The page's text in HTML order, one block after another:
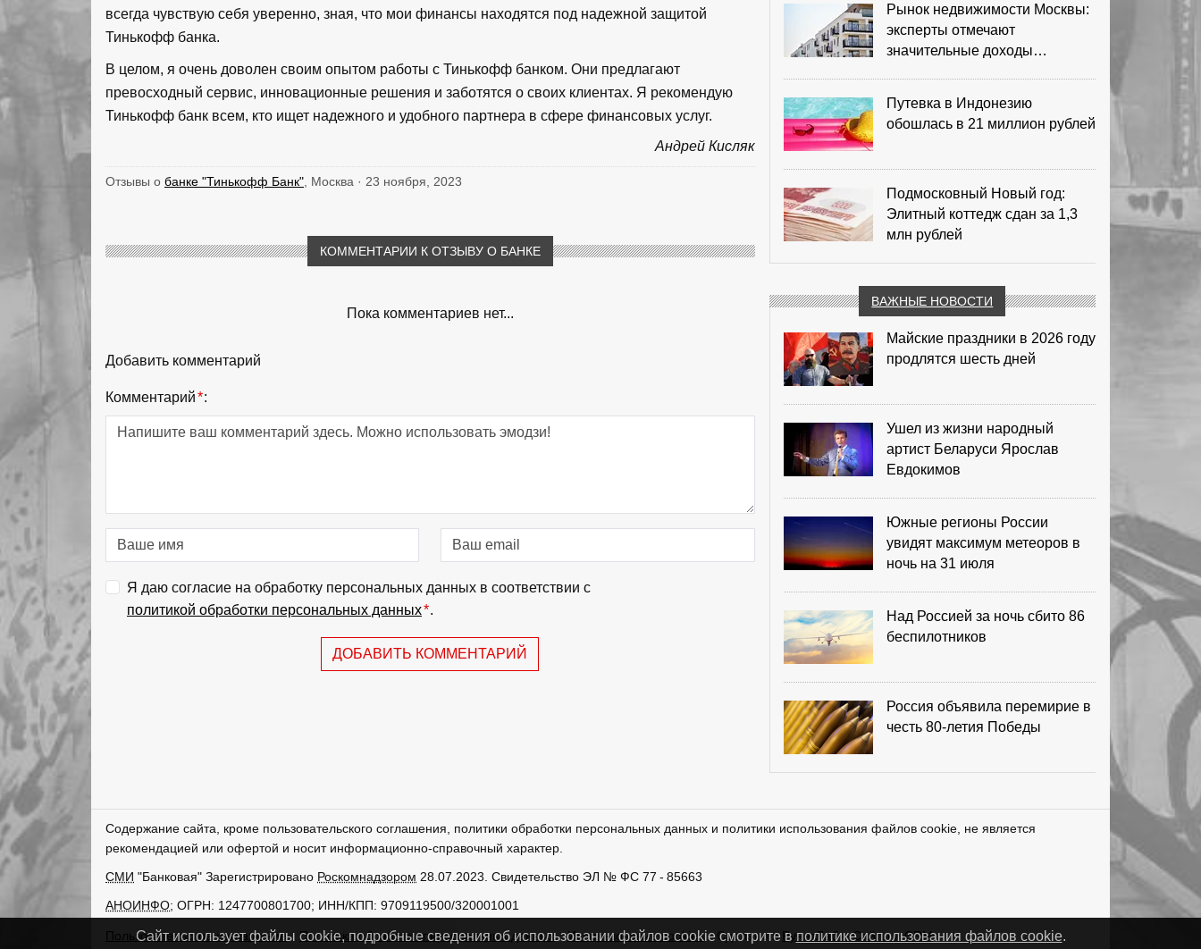
всегда чувствую себя уверенно, зная, что мои финансы находятся под надежной защитой
Тинькофф банка.
В целом, я очень доволен своим опытом работы с Тинькофф банком. Они предлагают
превосходный сервис, инновационные решения и заботятся о своих клиентах. Я рекомендую
Тинькофф банк всем, кто ищет надежного и удобного партнера в сфере финансовых услуг.
Андрей Кисляк
Отзывы о банке "Тинькофф Банк" , Москва · 23 ноября, 2023
КОММЕНТАРИИ К ОТЗЫВУ О БАНКЕ
Пока комментариев нет...
Добавить комментарий
Комментарий*:
Я даю согласие на обработку персональных данных в соответствии с
политикой обработки персональных данных*.
ДОБАВИТЬ КОММЕНТАРИЙ
Рынок недвижимости Москвы:
эксперты отмечают
значительные доходы
Путевка в Индонезию
обошлась в 21 миллион рублей
Подмосковный Новый год:
Элитный коттедж сдан за 1,3
млн рублей
ВАЖНЫЕ НОВОСТИ
Майские праздники в 2026 году
продлятся шесть дней
Ушел из жизни народный
артист Беларуси Ярослав
Евдокимов
Южные регионы России
увидят максимум метеоров в
ночь на 31 июля
Над Россией за ночь сбито 86
беспилотников
Россия объявила перемирие в
честь 80-летия Победы
Содержание сайта, кроме пользовательского соглашения, политики обработки персональных данных и политики использования файлов cookie, не является
рекомендацией или офертой и носит информационно-справочный характер.
СМИ "Банковая" Зарегистрировано Роскомнадзором 28.07.2023. Свидетельство ЭЛ № ФС 77 - 85663
АНОИНФО; ОГРН: 1247700801700; ИНН/КПП: 9709119500/320001001
Пользовательское соглашение Политика обработки персональных данных Использование cookies Сделано вРунетЛаб – Сайты и CRM
Сайт использует файлы cookie, подробные сведения об использовании файлов cookie смотрите вполитике использования файлов cookie.